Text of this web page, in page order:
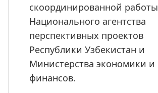
скоординированной работы
Национального агентства
перспективных проектов
Республики Узбекистан и
Министерства экономики и
финансов.